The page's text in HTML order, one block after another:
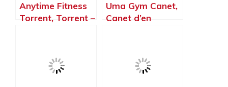
Anytime Fitness
Torrent, Torrent –
Uma Gym Canet,
Canet d’en